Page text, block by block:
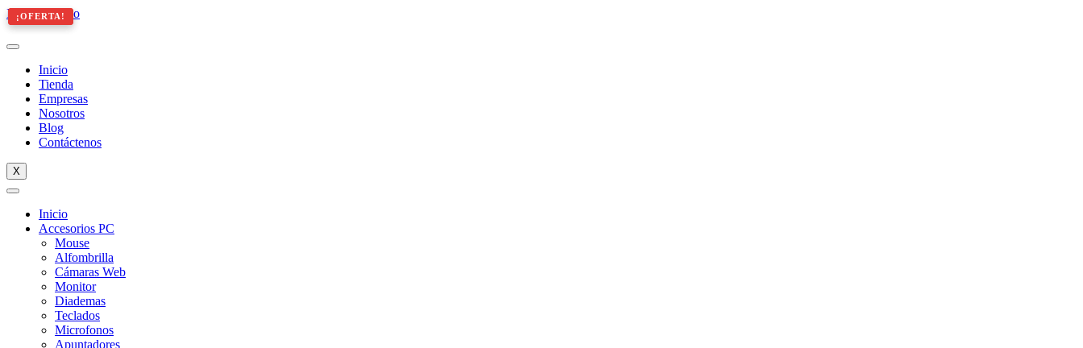
Ir al contenido
Inicio
Tienda
Empresas
Nosotros
Blog
Contáctenos
X
Inicio
Accesorios PC
Mouse
Alfombrilla
Cámaras Web
Monitor
Diademas
Teclados
Microfonos
Apuntadores
¡OFERTA!
¡OFERTA!